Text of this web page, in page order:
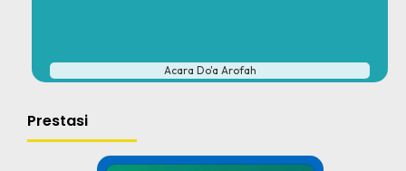
Acara Do'a Arofah
Prestasi